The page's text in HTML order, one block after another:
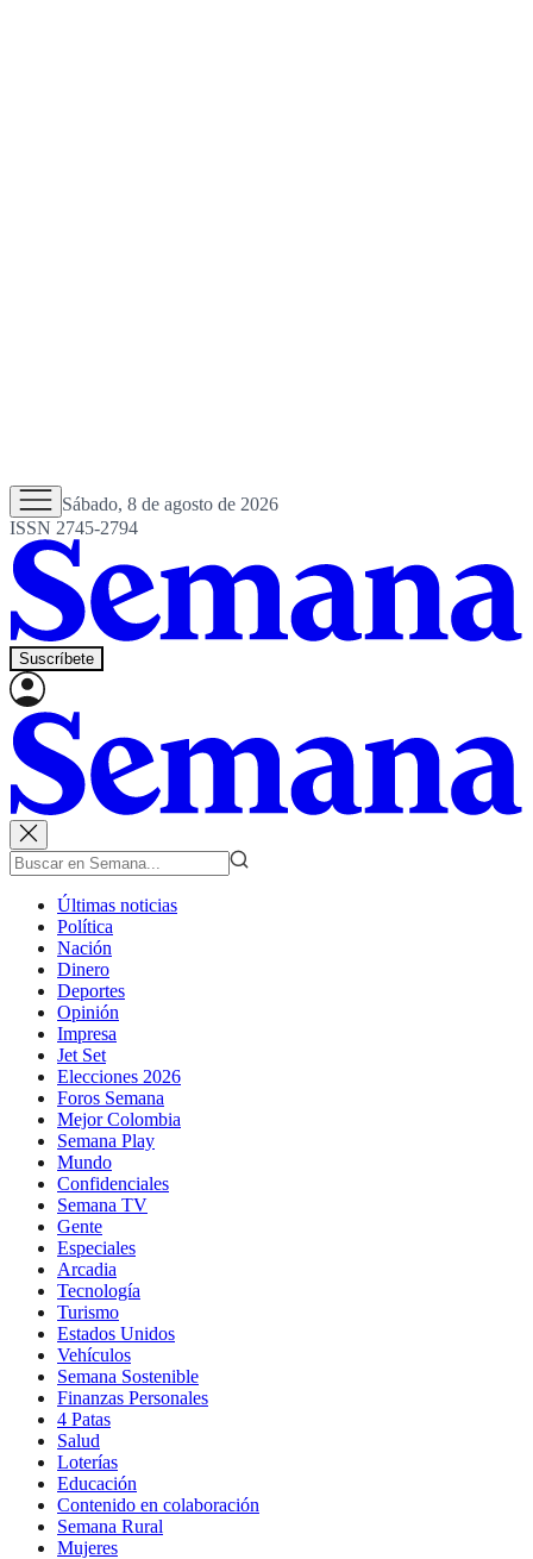
Sábado, 8 de agosto de 2026
ISSN 2745-2794
Suscríbete
Últimas noticias
Política
Nación
Dinero
Deportes
Opinión
Impresa
Jet Set
Elecciones 2026
Foros Semana
Mejor Colombia
Semana Play
Mundo
Confidenciales
Semana TV
Gente
Especiales
Arcadia
Tecnología
Turismo
Estados Unidos
Vehículos
Semana Sostenible
Finanzas Personales
4 Patas
Salud
Loterías
Educación
Contenido en colaboración
Semana Rural
Mujeres